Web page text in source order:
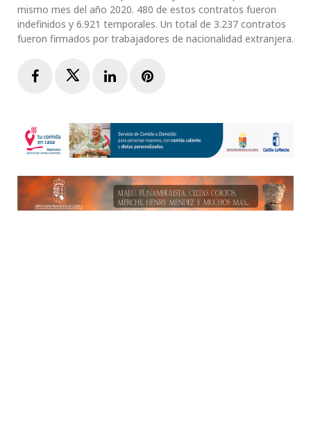
mismo mes del año 2020. 480 de estos contratos fueron
indefinidos y 6.921 temporales. Un total de 3.237 contratos
fueron firmados por trabajadores de nacionalidad extranjera.
FacebookTwitterLinkedInPinterest